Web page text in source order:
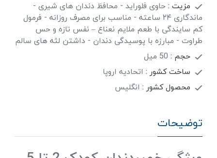
مزیت : حاوی فلوراید - محافظ دندان های شیری -
ماندگاری ۲۴ ساعته - مناسب برای مصرف روزانه - فرمول
کم سایندگی با طعم ملایم نعناع – نفس تازه و حس
طراوت - مبارزه با پوسیدگی دندان - داشتن لثه های سالم
حجم : 50 میل
ساخت کشور : اتحادیه اروپا
محصول کشور : انگلیس
توضیحات